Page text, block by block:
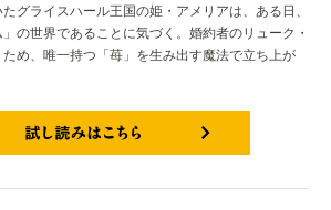
グライスハール王国の姫・アメリアは、ある日、
の世界であることに気づく。婚約者のリューク・
め、唯一持つ「苺」を生み出す魔法で立ち上が